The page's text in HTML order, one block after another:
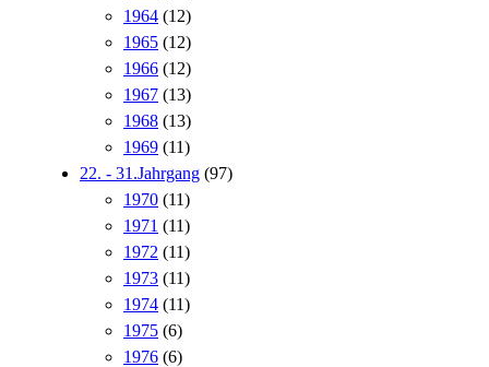
1964 (12)
1965 (12)
1966 (12)
1967 (13)
1968 (13)
1969 (11)
22. - 31.Jahrgang (97)
1970 (11)
1971 (11)
1972 (11)
1973 (11)
1974 (11)
1975 (6)
1976 (6)